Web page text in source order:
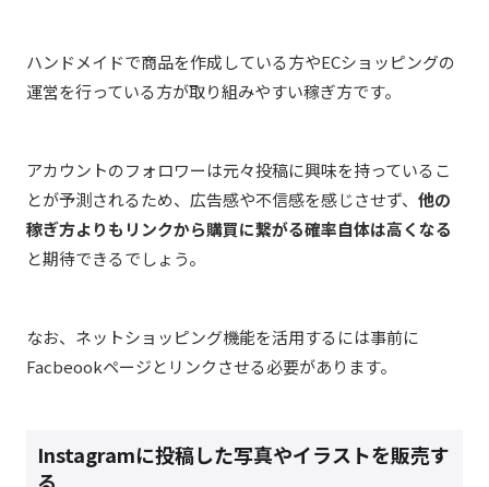
ハンドメイドで商品を作成している方やECショッピングの
運営を行っている方が取り組みやすい稼ぎ方です。
アカウントのフォロワーは元々投稿に興味を持っているこ
とが予測されるため、広告感や不信感を感じさせず、 他の
稼ぎ方よりもリンクから購買に繋がる確率自体は高くなる
と期待できるでしょう。
なお、ネットショッピング機能を活用するには事前に
Facbeookページとリンクさせる必要があります。
Instagramに投稿した写真やイラストを販売す
る